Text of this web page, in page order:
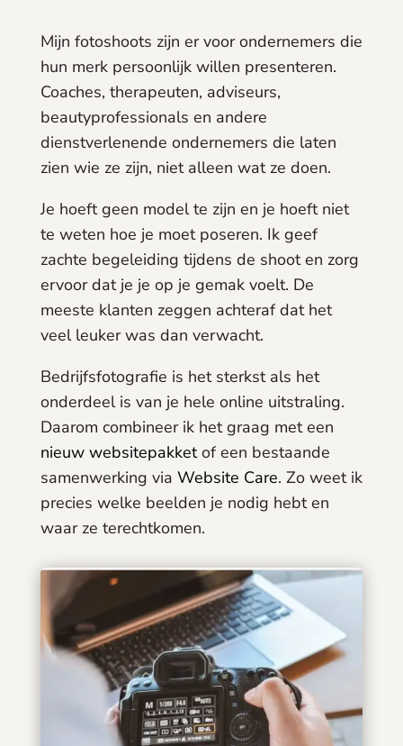
Mijn fotoshoots zijn er voor ondernemers die
hun merk persoonlijk willen presenteren.
Coaches, therapeuten, adviseurs,
beautyprofessionals en andere
dienstverlenende ondernemers die laten
zien wie ze zijn, niet alleen wat ze doen.
Je hoeft geen model te zijn en je hoeft niet
te weten hoe je moet poseren. Ik geef
zachte begeleiding tijdens de shoot en zorg
ervoor dat je je op je gemak voelt. De
meeste klanten zeggen achteraf dat het
veel leuker was dan verwacht.
Bedrijfsfotografie is het sterkst als het
onderdeel is van je hele online uitstraling.
Daarom combineer ik het graag met een
nieuw websitepakketof een bestaande
samenwerking via Website Care. Zo weet ik
precies welke beelden je nodig hebt en
waar ze terechtkomen.